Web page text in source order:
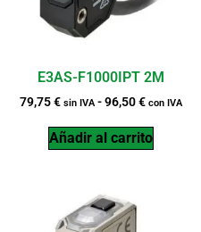
E3AS-F1000IPT 2M
79,75€ sin IVA -96,50€ con IVA
Añadir al carrito